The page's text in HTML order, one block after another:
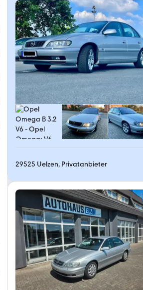
29525 Uelzen, Privatanbieter